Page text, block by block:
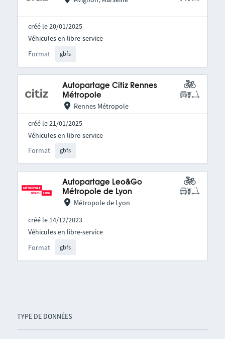
TYPE DE DONNÉES
créé le 20/01/2025
Format gbfs
Véhicules en libre-service
Autopartage Citiz Rennes
Métropole
Rennes Métropole
créé le 21/01/2025
Format gbfs
Véhicules en libre-service
Autopartage Leo&Go
Métropole de Lyon
Métropole de Lyon
créé le 14/12/2023
Format gbfs
Véhicules en libre-service